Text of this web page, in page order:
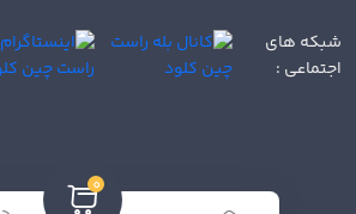
0
شبکه های
اجتماعی :